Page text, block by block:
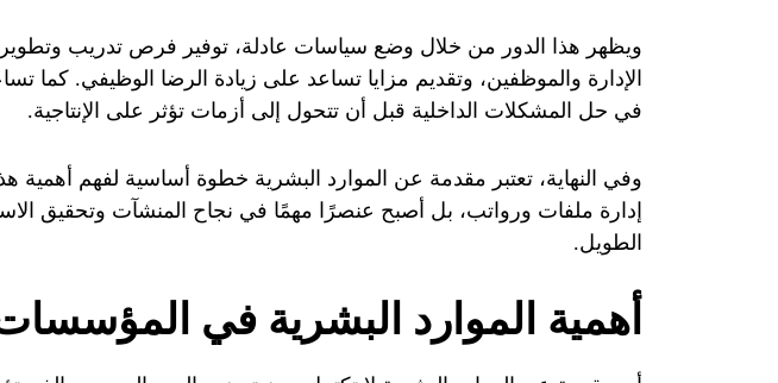
ويظهر هذا الدور من خلال وضع سياسات عادلة، توفير فرص تدريب
الإدارة والموظفين، وتقديم مزايا تساعد على زيادة الرضا الوظيفي. كما
في حل المشكلات الداخلية قبل أن تتحول إلى أزمات تؤثر على الإنتاجية.
وفي النهاية، تعتبر مقدمة عن الموارد البشرية خطوة أساسية لفهم أهمية
إدارة ملفات ورواتب، بل أصبح عنصرًا مهمًا في نجاح المنشآت وتحقيق
الطويل.
أهمية الموارد البشرية في